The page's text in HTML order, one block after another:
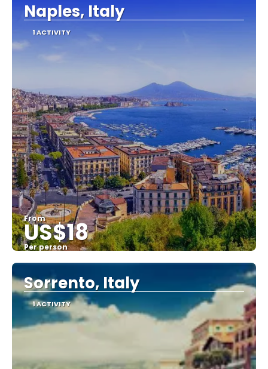
Naples, Italy
1 ACTIVITY
From
US$18
Per person
See
Sorrento, Italy
1 ACTIVITY